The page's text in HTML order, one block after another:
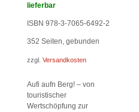
lieferbar
ISBN 978-3-7065-6492-2
352 Seiten, gebunden
zzgl. Versandkosten
Aufi aufn Berg! – von
touristischer
Wertschöpfung zur